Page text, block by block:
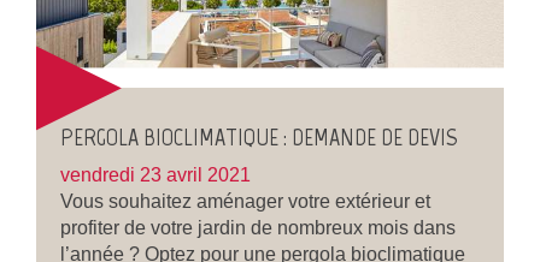
PERGOLA BIOCLIMATIQUE : DEMANDE DE DEVIS
vendredi 23 avril 2021
Vous souhaitez aménager votre extérieur et
profiter de votre jardin de nombreux mois dans
l’année ? Optez pour une pergola bioclimatique